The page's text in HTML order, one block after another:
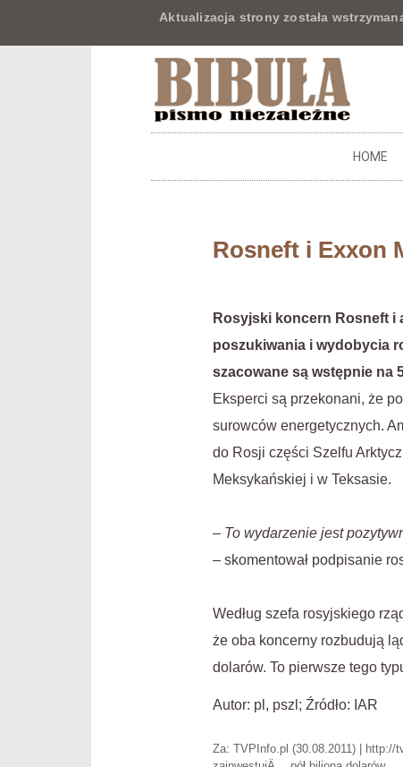
Aktualizacja strony została
HOME
Rosneft i Exxon
Rosyjski koncern Rosneft i
poszukiwania i wydobycia
szacowane są wstępnie na
Eksperci są przekonani, że
surowców energetycznych.
do Rosji części Szelfu
Meksykańskiej i w Teksasie.
– To wydarzenie jest
– skomentował podpisanie
Według szefa rosyjskiego
że oba koncerny rozbudują
dolarów. To pierwsze tego
Autor: pl, pszl; Źródło: IAR
Za: TVPInfo.pl (30.08.2011) | http://